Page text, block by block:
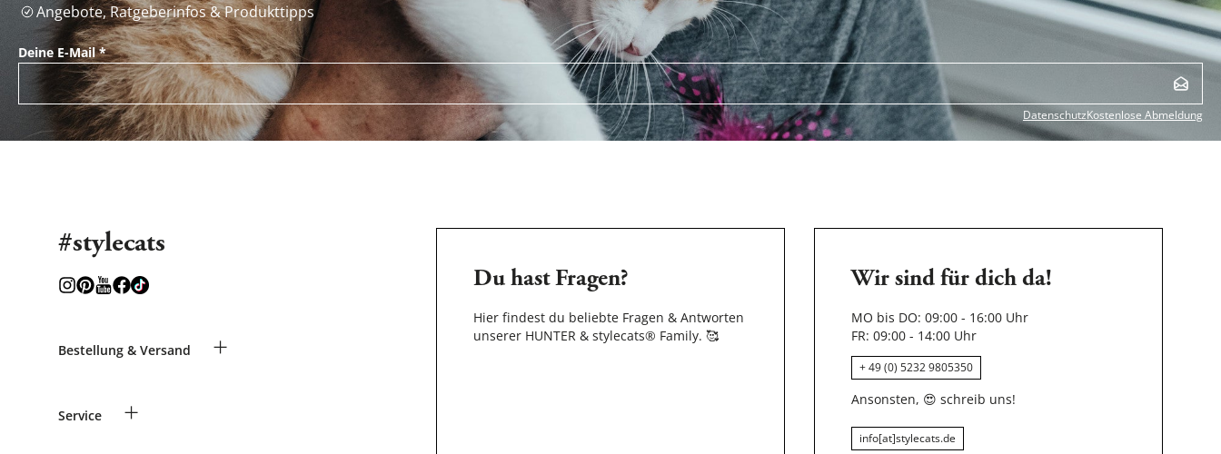
Angebote, Ratgeberinfos & Produkttipps
Deine E-Mail*
DatenschutzKostenlose Abmeldung
#stylecats
Bestellung & Versand +
Informationen zur Lieferung
Service +
Du hast Fragen?
Hier findest du beliebte Fragen & Antworten
unserer HUNTER & stylecats® Family. 🥰
Wir sind für dich da!
MO bis DO: 09:00 - 16:00 Uhr
FR: 09:00 - 14:00 Uhr
+ 49 (0) 5232 9805350
Ansonsten, 😍 schreib uns!
info[at]stylecats.de